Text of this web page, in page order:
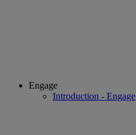
Engage
Introduction - Engage